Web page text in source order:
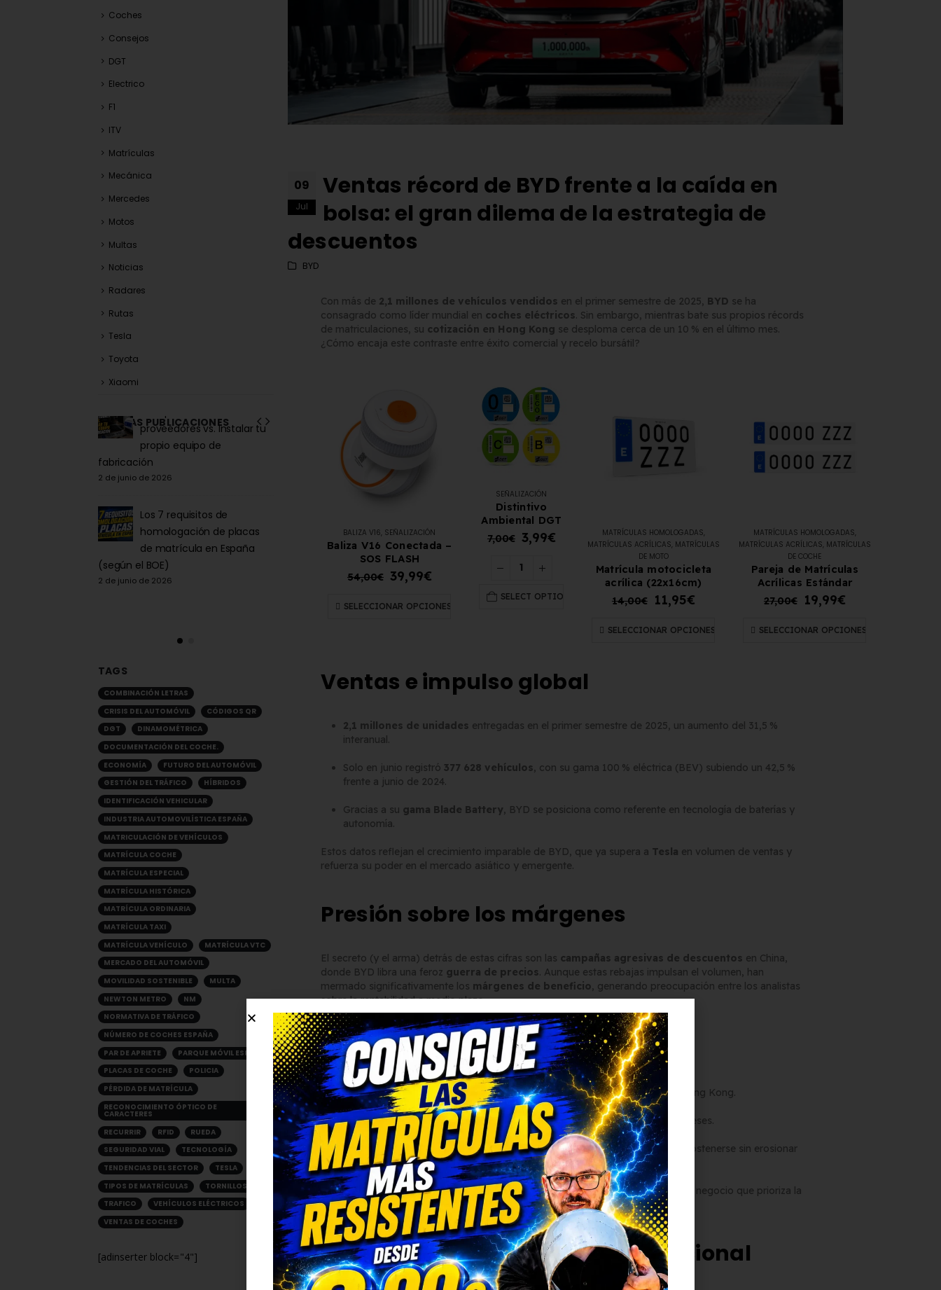
09
Jul
Ventas récord de BYD frente a la caída en
bolsa: el gran dilema de la estrategia de
descuentos
BYD
Con más de 2,1 millones de vehículos vendidos en el primer semestre de 2025, BYD se ha
consagrado como líder mundial en coches eléctricos. Sin embargo, mientras bate sus propios récords
de matriculaciones, su cotización en Hong Kong se desploma cerca de un 10 % en el último mes.
¿Cómo encaja este contraste entre éxito comercial y recelo bursátil?
BALIZA V16, SEÑALIZACIÓN
Baliza V16 Conectada –
SOS FLASH
54,00€ 39,99€
SELECCIONAR OPCIONES
SEÑALIZACIÓN
Distintivo
Ambiental DGT
7,00€ 3,99€
SELECT OPTION
MATRÍCULAS HOMOLOGADAS,
MATRÍCULAS ACRÍLICAS, MATRÍCULAS
DE MOTO
Matrícula motocicleta
acrílica (22x16cm)
14,00€ 11,95€
SELECCIONAR OPCIONES
MATRÍCULAS HOMOLOGADAS,
MATRÍCULAS ACRÍLICAS, MATRÍCULAS
DE COCHE
Pareja de Matrículas
Acrílicas Estándar
27,00€ 19,99€
SELECCIONAR OPCIONES
Ventas e impulso global
2,1 millones de unidades entregadas en el primer semestre de 2025, un aumento del 31,5 %
interanual.
Solo en junio registró 377 628 vehículos, con su gama 100 % eléctrica (BEV) subiendo un 42,5 %
frente a junio de 2024.
Gracias a su gama Blade Battery, BYD se posiciona como referente en tecnología de baterías y
autonomía.
Estos datos reflejan el crecimiento imparable de BYD, que ya supera a Tesla en volumen de ventas y
refuerza su poder en el mercado asiático y emergente.
Presión sobre los márgenes
El secreto (y el arma) detrás de estas cifras son las campañas agresivas de descuentos en China,
donde BYD libra una feroz guerra de precios. Aunque estas rebajas impulsan el volumen, han
mermado significativamente los márgenes de beneficio, generando preocupación entre los analistas
sobre la rentabilidad a medio plazo.
Impacto en la cotización en bolsa
Caída del 10 % en la cotización de BYD en el último mes en la Bolsa de Hong Kong.
A pesar de ello, acumulauna revalorización del 55 %en los últimos 12 meses.
Los inversores cuestionan si el crecimiento basado en descuentos puede sostenerse sin erosionar
excesivamente los resultados financieros.
Estedescenso bursátilrevela el escepticismo del mercado ante un modelo de negocio que prioriza la
cuota de mercado por encima de los márgenes tradicionales.
Desafíos en la expansión internacional
Coches
Consejos
DGT
Electrico
F1
ITV
Matrículas
Mecánica
Mercedes
Motos
Multas
Noticias
Radares
Rutas
Tesla
Toyota
Xiaomi
ÚLTIMAS PUBLICACIONES
proveedores vs. Instalar tu
propio equipo de
fabricación
2 de junio de 2026
Los 7 requisitos de
homologación de placas
de matrícula en España
(según el BOE)
2 de junio de 2026
Matrícula Acrílica para
Ciclomotor y Patinete:
Normativa DGT 2026
27 de mayo de 2026
Dónde Comprarla |
Comprar matrículas a
proveedores vs. Instalar tu
propio equipo de
fabricación
Los 7 requisitos de
homologación de placas
de matrícula en España
(según el BOE)
Ciclomotor y Patinete:
Normativa DGT 2026
27 de mayo de 2026
Dónde Comprarla |
Carengine
27 de mayo de 2026
TAGS
COMBINACIÓN LETRAS
CRISIS DEL AUTOMÓVIL
CÓDIGOS QR
DGT
DINAMOMÉTRICA
DOCUMENTACIÓN DEL COCHE.
ECONOMÍA
FUTURO DEL AUTOMÓVIL
GESTIÓN DEL TRÁFICO
HÍBRIDOS
IDENTIFICACIÓN VEHICULAR
INDUSTRIA AUTOMOVILÍSTICA ESPAÑA
MATRICULACIÓN DE VEHÍCULOS
MATRÍCULA COCHE
MATRÍCULA ESPECIAL
MATRÍCULA HISTÓRICA
MATRÍCULA ORDINARIA
MATRÍCULA TAXI
MATRÍCULA VEHÍCULO
MATRÍCULA VTC
MERCADO DEL AUTOMÓVIL
MOVILIDAD SOSTENIBLE
MULTA
NEWTON METRO
NM
NORMATIVA DE TRÁFICO
NÚMERO DE COCHES ESPAÑA
PAR DE APRIETE
PARQUE MÓVIL ESPAÑA
PLACAS DE COCHE
POLICIA
PÉRDIDA DE MATRÍCULA
RECONOCIMIENTO ÓPTICO DE
CARACTERES
RECURRIR
RFID
RUEDA
SEGURIDAD VIAL
TECNOLOGÍA
TENDENCIAS DEL SECTOR
TESLA
TIPOS DE MATRÍCULAS
TORNILLOS
TRAFICO
VEHÍCULOS ELÉCTRICOS
VENTAS DE COCHES
[adinserter block="4"]